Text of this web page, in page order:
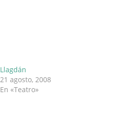
Llagdán
21 agosto, 2008
En «Teatro»